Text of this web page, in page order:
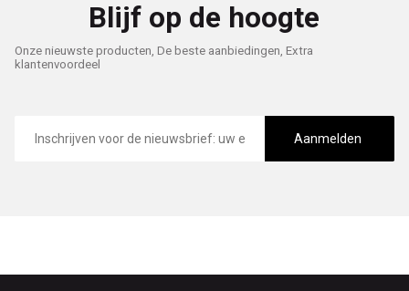
Blijf op de hoogte
Onze nieuwste producten, De beste aanbiedingen, Extra
klantenvoordeel
mailadres
Aanmelden